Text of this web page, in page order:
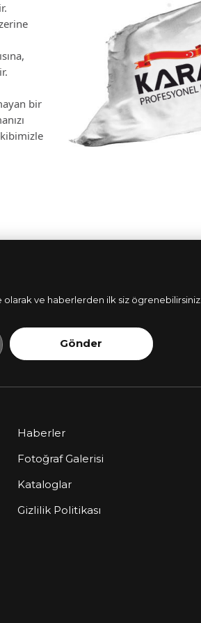
bir
ve haberlerden ilk siz ögrenebilirsiniz.
Gönder
Haberler
Fotoğraf Galerisi
Kataloglar
Gizlilik Politikası